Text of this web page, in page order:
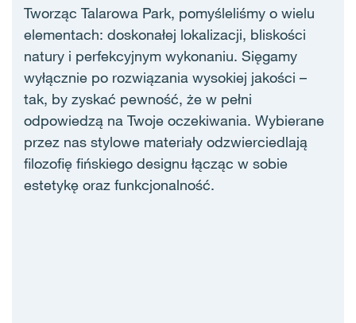
Tworząc Talarowa Park, pomyśleliśmy o wielu
elementach: doskonałej lokalizacji, bliskości
natury i perfekcyjnym wykonaniu. Sięgamy
wyłącznie po rozwiązania wysokiej jakości –
tak, by zyskać pewność, że w pełni
odpowiedzą na Twoje oczekiwania. Wybierane
przez nas stylowe materiały odzwierciedlają
filozofię fińskiego designu łącząc w sobie
estetykę oraz funkcjonalność.